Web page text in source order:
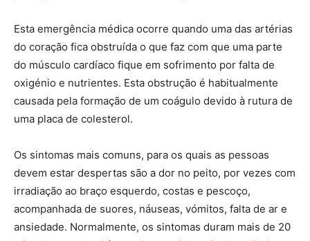
Esta emergência médica ocorre quando uma das artérias
do coração fica obstruída o que faz com que uma parte
do músculo cardíaco fique em sofrimento por falta de
oxigénio e nutrientes. Esta obstrução é habitualmente
causada pela formação de um coágulo devido à rutura de
uma placa de colesterol.
Os sintomas mais comuns, para os quais as pessoas
devem estar despertas são a dor no peito, por vezes com
irradiação ao braço esquerdo, costas e pescoço,
acompanhada de suores, náuseas, vómitos, falta de ar e
ansiedade. Normalmente, os sintomas duram mais de 20